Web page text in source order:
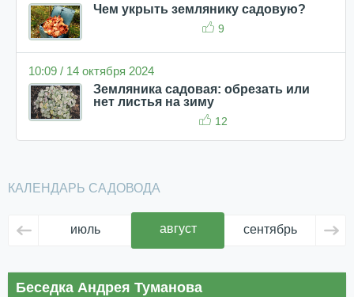
Чем укрыть землянику садовую?
9
10:09 / 14 октября 2024
Земляника садовая: обрезать или
нет листья на зиму
12
КАЛЕНДАРЬ САДОВОДА
июль август сентябрь
Беседка Андрея Туманова